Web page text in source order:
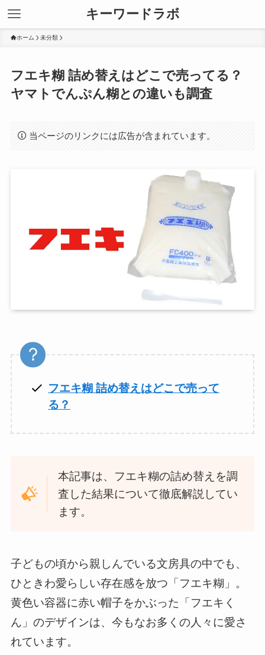
キーワードラボ
ホーム 未分類
フエキ糊 詰め替えはどこで売ってる？
ヤマトでんぷん糊との違いも調査
当ページのリンクには広告が含まれています。
フエキ糊 詰め替えはどこで売って
る？
本記事は、フエキ糊の詰め替えを調
査した結果について徹底解説してい
ます。
子どもの頃から親しんでいる文房具の中でも、
ひときわ愛らしい存在感を放つ「フエキ糊」。
黄色い容器に赤い帽子をかぶった「フエキく
ん」のデザインは、今もなお多くの人々に愛さ
れています。